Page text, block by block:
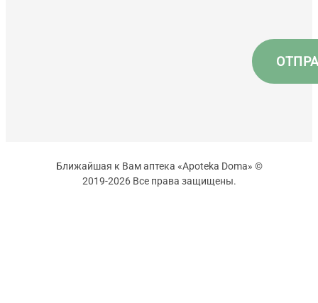
Ближайшая к Вам аптека «Apoteka Doma» ©
2019-2026 Все права защищены.